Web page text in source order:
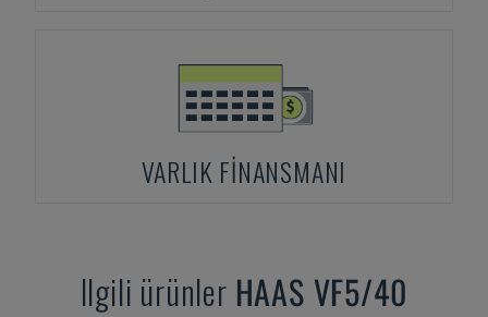
VARLIK FINANSMANI
Ilgili ürünler HAAS VF5/40